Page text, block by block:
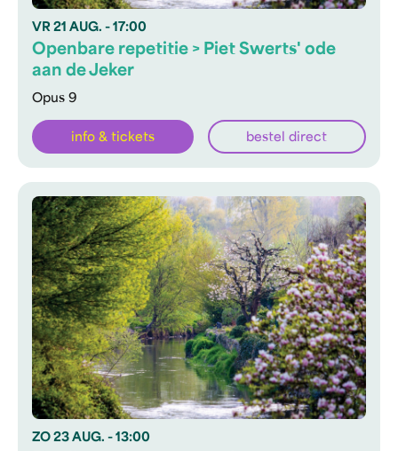
VR 21 AUG. - 17:00
Opus 9
Openbare repetitie > Piet Swerts' ode
aan de Jeker
info & tickets bestel direct
ZO 23 AUG. - 13:00